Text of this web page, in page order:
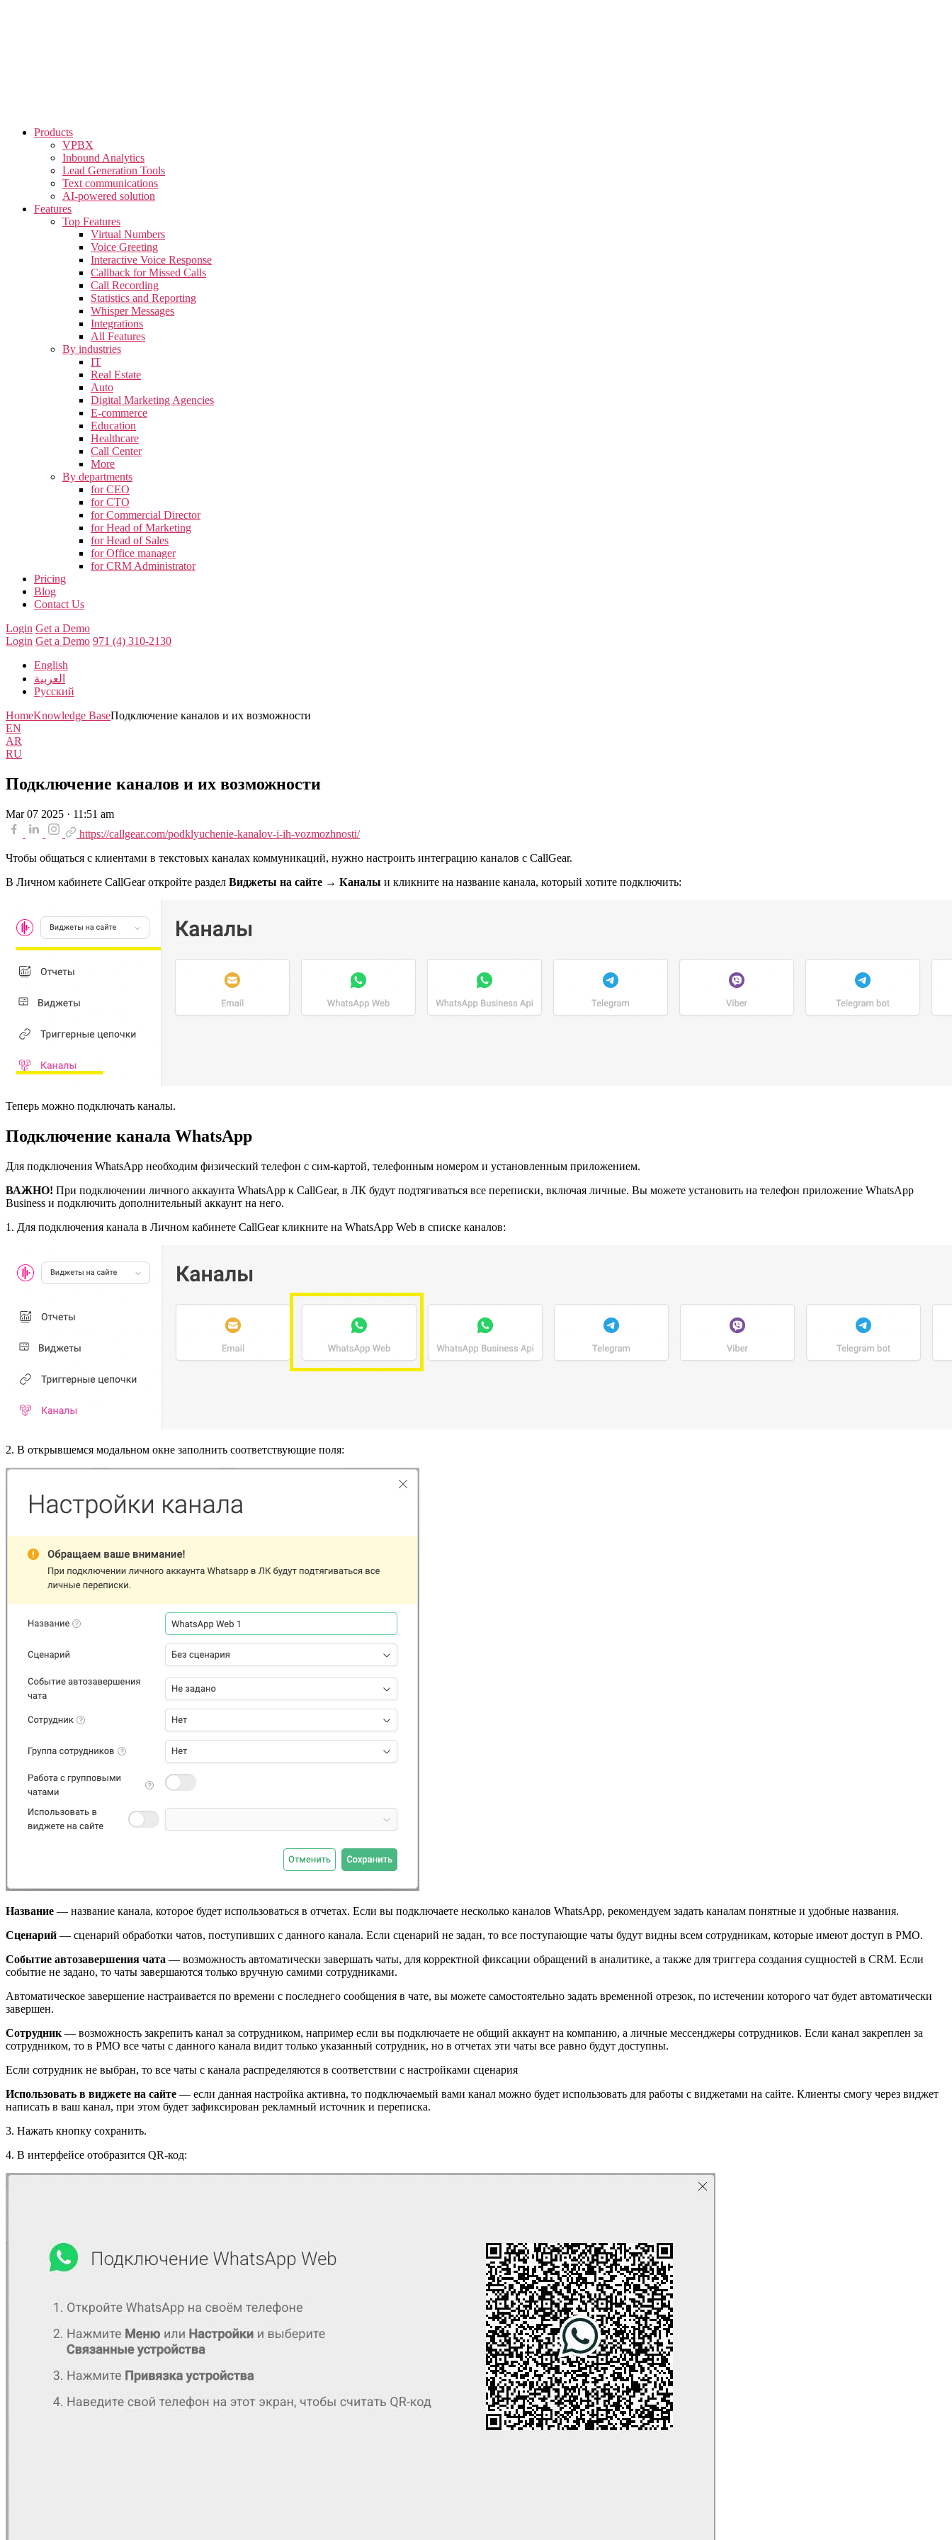
Products
VPBX
Inbound Analytics
Lead Generation Tools
Text communications
AI-powered solution
Features
Top Features
Virtual Numbers
Voice Greeting
Interactive Voice Response
Callback for Missed Calls
Call Recording
Statistics and Reporting
Whisper Messages
Integrations
All Features
By industries
IT
Real Estate
Auto
Digital Marketing Agencies
E-commerce
Education
Healthcare
Call Center
More
By departments
for CEO
for CTO
for Commercial Director
for Head of Marketing
for Head of Sales
for Office manager
for CRM Administrator
Pricing
Blog
Contact Us
Login Get a Demo
Login Get a Demo 971 (4) 310-2130
English
العربية
Русский
HomeKnowledge BaseПодключение каналов и их возможности
EN
AR
RU
Подключение каналов и их возможности
Mar 07 2025 · 11:51 am
https://callgear.com/podklyuchenie-kanalov-i-ih-vozmozhnosti/
Чтобы общаться с клиентами в текстовых каналах коммуникаций, нужно настроить интеграцию каналов с CallGear.
В Личном кабинете CallGear откройте раздел Виджеты на сайте → Каналы и кликните на название канала, который хотите подключить:
Теперь можно подключать каналы.
Подключение канала WhatsApp
Для подключения WhatsApp необходим физический телефон с сим-картой, телефонным номером и установленным приложением.
ВАЖНО! При подключении личного аккаунта WhatsApp к CallGear, в ЛК будут подтягиваться все переписки, включая личные. Вы можете установить на телефон приложение WhatsApp
Business и подключить дополнительный аккаунт на него.
1. Для подключения канала в Личном кабинете CallGear кликните на WhatsApp Web в списке каналов:
2. В открывшемся модальном окне заполнить соответствующие поля:
Название — название канала, которое будет использоваться в отчетах. Если вы подключаете несколько каналов WhatsApp, рекомендуем задать каналам понятные и удобные названия.
Сценарий — сценарий обработки чатов, поступивших с данного канала. Если сценарий не задан, то все поступающие чаты будут видны всем сотрудникам, которые имеют доступ в РМО.
Событие автозавершения чата — возможность автоматически завершать чаты, для корректной фиксации обращений в аналитике, а также для триггера создания сущностей в CRM. Если
событие не задано, то чаты завершаются только вручную самими сотрудниками.
Автоматическое завершение настраивается по времени с последнего сообщения в чате, вы можете самостоятельно задать временной отрезок, по истечении которого чат будет автоматически
завершен.
Сотрудник — возможность закрепить канал за сотрудником, например если вы подключаете не общий аккаунт на компанию, а личные мессенджеры сотрудников. Если канал закреплен за
сотрудником, то в РМО все чаты с данного канала видит только указанный сотрудник, но в отчетах эти чаты все равно будут доступны.
Если сотрудник не выбран, то все чаты с канала распределяются в соответствии с настройками сценария
Использовать в виджете на сайте — если данная настройка активна, то подключаемый вами канал можно будет использовать для работы с виджетами на сайте. Клиенты смогу через виджет
написать в ваш канал, при этом будет зафиксирован рекламный источник и переписка.
3. Нажать кнопку сохранить.
4. В интерфейсе отобразится QR-код: